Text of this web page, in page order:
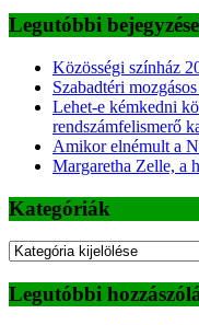
Legutóbbi
Közösségi színház
Szabadtéri
Lehet-e kémkedni
rendszámfelismerő
Amikor elnémult a
Margaretha Zelle, a
Kategóriák
Kategóriák
Legutóbbi